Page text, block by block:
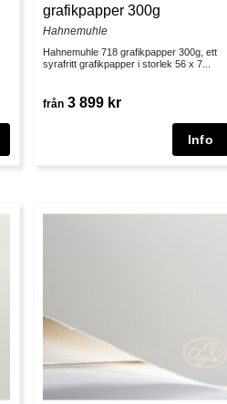
grafikpapper 300g
Hahnemuhle
Hahnemuhle 718 grafikpapper 300g, ett
syrafritt grafikpapper i storlek 56 x 7...
från 3 899 kr